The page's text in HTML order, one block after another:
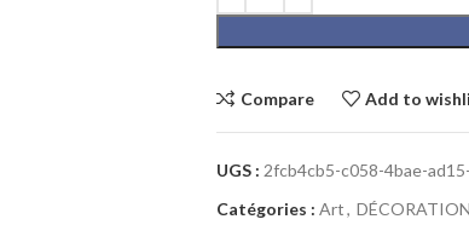
Compare Add to
UGS : 2fcb4cb5-c058-4bae-
Catégories : Art,